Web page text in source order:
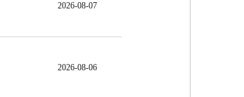
2026-08-07
2026-08-06